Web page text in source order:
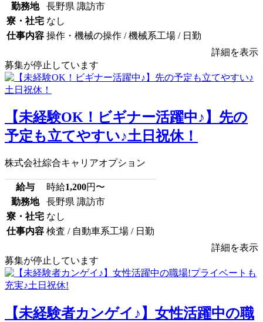
勤務地
長野県 諏訪市
寮・社宅 なし
仕事内容 操作・機械の操作 / 機械系工場 / 日勤
詳細を表示
募集が停止しています
【未経験OK！ビギナー活躍中♪】先の
予定も立てやすい♪土日祝休！
株式会社綜合キャリアオプション
給与 時給1,200円〜
勤務地
長野県 諏訪市
寮・社宅 なし
仕事内容 検査 / 自動車系工場 / 日勤
詳細を表示
募集が停止しています
【未経験者カンゲイ♪】女性活躍中の職